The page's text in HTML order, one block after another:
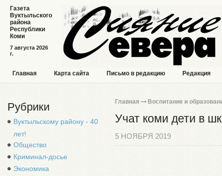
7 августа 2026
г.
Газета
Вуктыльского
района
Республики
Коми
Главная Карта сайта Письмо в редакцию Редакция
Рубрики
Вуктыльскому району - 40
лет!
Общество
Криминал-досье
Экономика
Главная Воспитание и
Учат коми дети в
5 НОЯБРЯ 2019